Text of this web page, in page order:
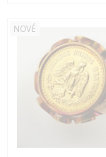
NOVÉ